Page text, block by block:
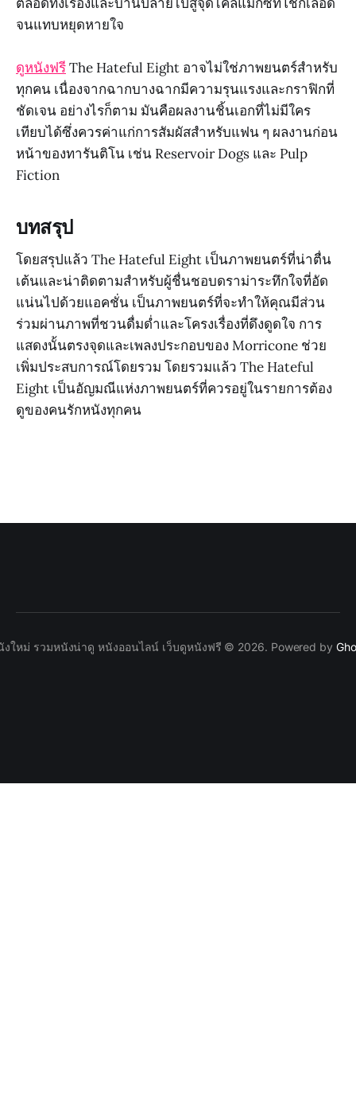
จนแทบหยุดหายใจ
ดูหนังฟรีThe Hateful Eight อาจไม่ใช่ภาพยนตร์สำหรับ
ทุกคน เนื่องจากฉากบางฉากมีความรุนแรงและกราฟิกที่
ชัดเจน อย่างไรก็ตาม มันคือผลงานชิ้นเอกที่ไม่มีใคร
เทียบได้ซึ่งควรค่าแก่การสัมผัสสำหรับแฟน ๆ ผลงานก่อน
หน้าของทารันติโน เช่น Reservoir Dogs และ Pulp
Fiction
บทสรุป
โดยสรุปแล้ว The Hateful Eight เป็นภาพยนตร์ที่น่าตื่น
เต้นและน่าติดตามสำหรับผู้ชื่นชอบดราม่าระทึกใจที่อัด
แน่นไปด้วยแอคชั่น เป็นภาพยนตร์ที่จะทำให้คุณมีส่วน
ร่วมผ่านภาพที่ชวนดื่มด่ำและโครงเรื่องที่ดึงดูดใจ การ
แสดงนั้นตรงจุดและเพลงประกอบของ Morricone ช่วย
เพิ่มประสบการณ์โดยรวม โดยรวมแล้ว The Hateful
Eight เป็นอัญมณีแห่งภาพยนตร์ที่ควรอยู่ในรายการต้อง
ดูของคนรักหนังทุกคน
งใหม่ รวมหนังน่าดู หนังออนไลน์ เว็บดูหนังฟรี © 2026. Powered by